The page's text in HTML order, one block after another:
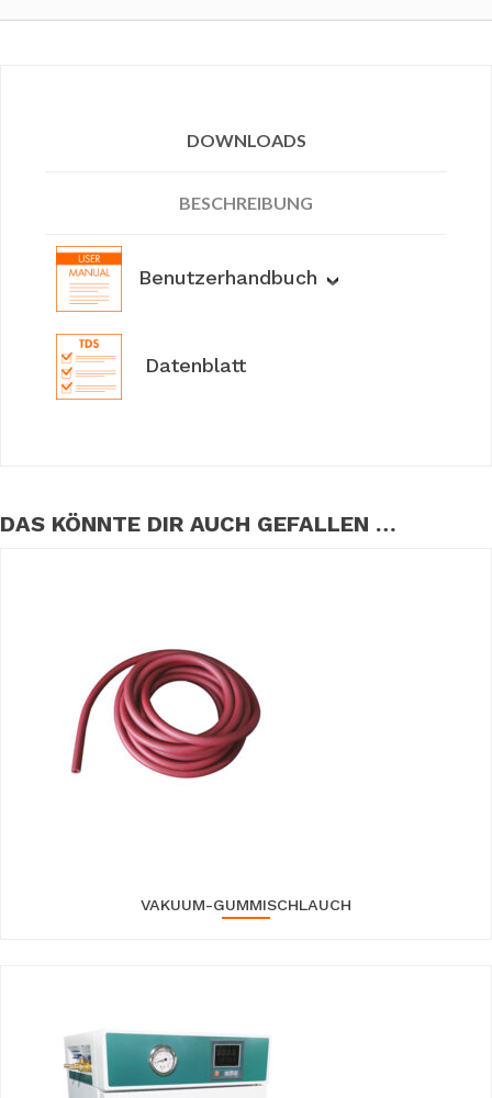
DOWNLOADS
BESCHREIBUNG
Benutzerhandbuch
Datenblatt
DAS KÖNNTE DIR AUCH GEFALLEN …
VAKUUM-GUMMISCHLAUCH